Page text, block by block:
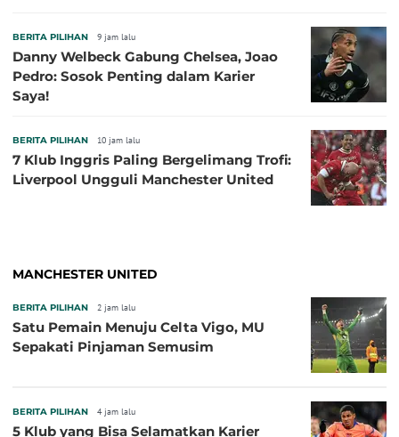
BERITA PILIHAN 9 jam lalu
Danny Welbeck Gabung Chelsea, Joao
Pedro: Sosok Penting dalam Karier
Saya!
BERITA PILIHAN 10 jam lalu
7 Klub Inggris Paling Bergelimang Trofi:
Liverpool Ungguli Manchester United
MANCHESTER UNITED
BERITA PILIHAN 2 jam lalu
Satu Pemain Menuju Celta Vigo, MU
Sepakati Pinjaman Semusim
BERITA PILIHAN 4 jam lalu
5 Klub yang Bisa Selamatkan Karier